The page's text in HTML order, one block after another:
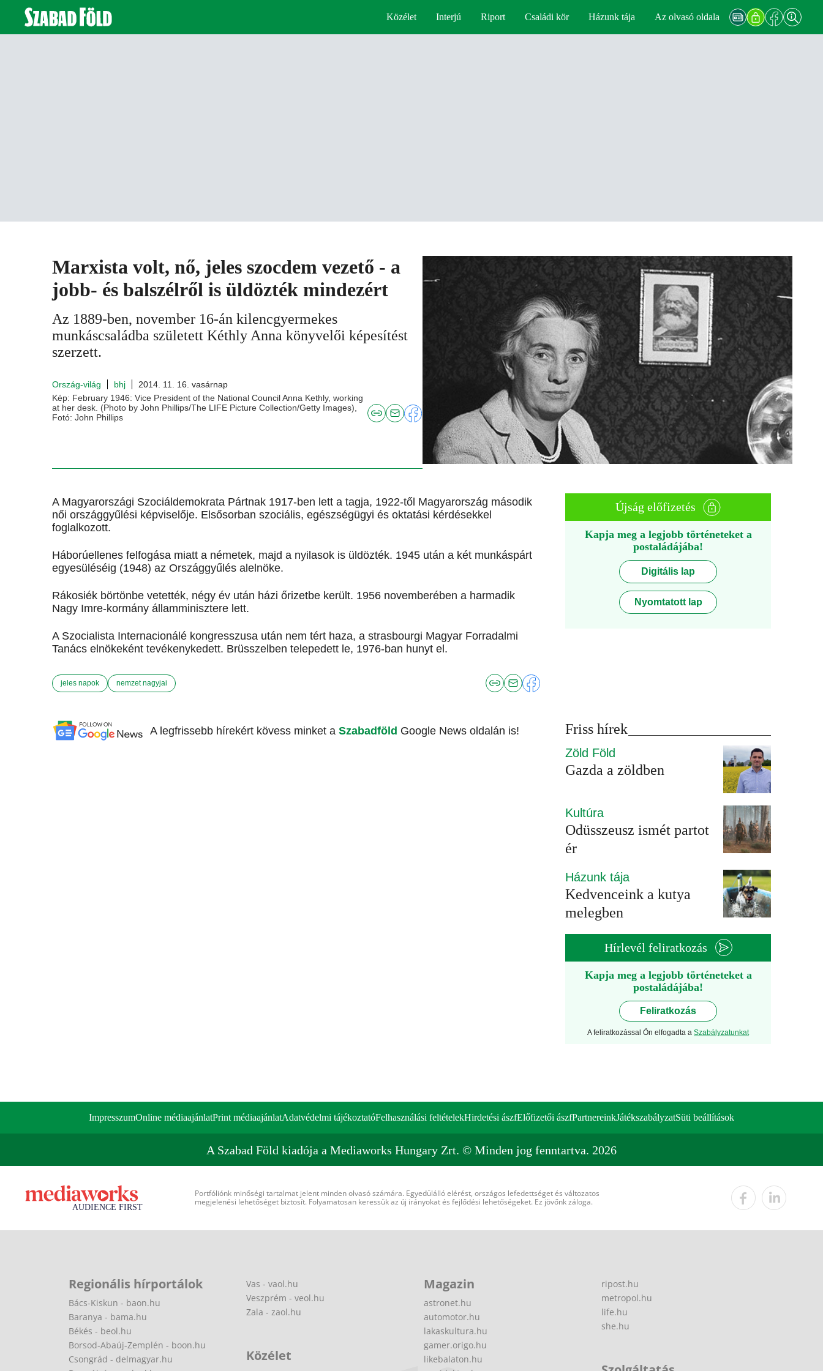
Közélet Interjú Riport Családi kör Házunk tája Az olvasó oldala
Marxista volt, nő, jeles szocdem vezető - a
jobb- és balszélről is üldözték mindezért
Az 1889-ben, november 16-án kilencgyermekes
munkáscsaládba született Kéthly Anna könyvelői képesítést
szerzett.
Ország-világ bhj
2014. 11. 16. vasárnap
Kép: February 1946: Vice President of the National Council Anna Kethly, working
at her desk. (Photo by John Phillips/The LIFE Picture Collection/Getty Images),
Fotó: John Phillips
A Magyarországi Szociáldemokrata Pártnak 1917-ben lett a tagja, 1922-től Magyarország második
női országgyűlési képviselője. Elsősorban szociális, egészségügyi és oktatási kérdésekkel
foglalkozott.
Háborúellenes felfogása miatt a németek, majd a nyilasok is üldözték. 1945 után a két munkáspárt
egyesüléséig (1948) az Országgyűlés alelnöke.
Rákosiék börtönbe vetették, négy év után házi őrizetbe került. 1956 novemberében a harmadik
Nagy Imre-kormány államminisztere lett.
A Szocialista Internacionálé kongresszusa után nem tért haza, a strasbourgi Magyar Forradalmi
Tanács elnökeként tevékenykedett. Brüsszelben telepedett le, 1976-ban hunyt el.
jeles napok nemzet nagyjai
A legfrissebb hírekért kövess minket a Szabadföld Google News oldalán is!
Újság előfizetés
Kapja meg a legjobb történeteket a
postaládájába!
Digitális lap
Nyomtatott lap
Friss hírek
Zöld Föld
Gazda a zöldben
Kultúra
Odüsszeusz ismét partot
ér
Házunk tája
Kedvenceink a kutya
melegben
Hírlevél feliratkozás
Kapja meg a legjobb történeteket a
postaládájába!
Feliratkozás
A feliratkozással Ön elfogadta a Szabályzatunkat
ImpresszumOnline médiaajánlatPrint médiaajánlatAdatvédelmi tájékoztatóFelhasználási feltételekHirdetési ászfElőfizetői ászfPartnereinkJátékszabályzatSüti beállítások
A Szabad Föld kiadója a Mediaworks Hungary Zrt. © Minden jog fenntartva. 2026
Portfóliónk minőségi tartalmat jelent minden olvasó számára. Egyedülálló elérést, országos lefedettséget és változatos
megjelenési lehetőséget biztosít. Folyamatosan keressük az új irányokat és fejlődési lehetőségeket. Ez jövőnk záloga.
Regionális hírportálok
Bács-Kiskun - baon.hu
Baranya - bama.hu
Békés - beol.hu
Borsod-Abaúj-Zemplén - boon.hu
Csongrád - delmagyar.hu
Vas - vaol.hu
Veszprém - veol.hu
Zala - zaol.hu
Közélet
Magazin
astronet.hu
automotor.hu
lakaskultura.hu
gamer.origo.hu
likebalaton.hu
ripost.hu
metropol.hu
life.hu
she.hu